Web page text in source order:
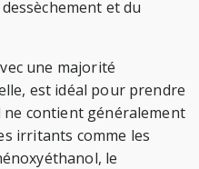
et du
une majorité
est idéal pour prendre
ne contient généralement
irritants comme les
le